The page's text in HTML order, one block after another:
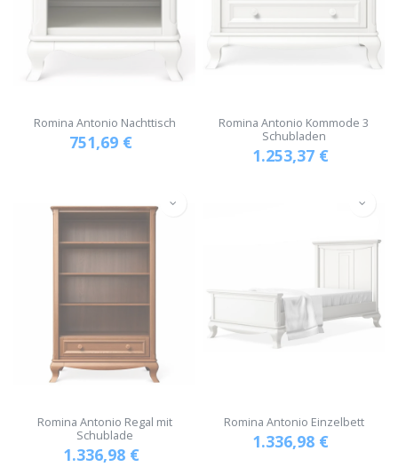
Romina Antonio Nachttisch
751,69 €
Romina Antonio Kommode 3
Schubladen
1.253,37€
Romina Antonio Regal mit
Schublade
1.336,98€
Romina Antonio Einzelbett
1.336,98€